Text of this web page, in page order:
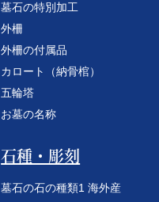
墓石の特別加工
外柵
外柵の付属品
カロート（納骨棺）
五輪塔
お墓の名称
石種・彫刻
墓石の石の種類1 海外産